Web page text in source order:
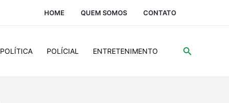
HOME QUEM SOMOS CONTATO
POLÍTICA POLÍCIAL ENTRETENIMENTO